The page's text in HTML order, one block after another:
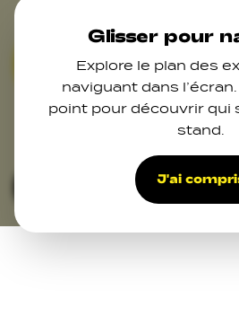
Skip to main content
Glisser pour
Explore le plan des
naviguant dans
point pour découvrir qui
stand.
J'ai
32 49
4850